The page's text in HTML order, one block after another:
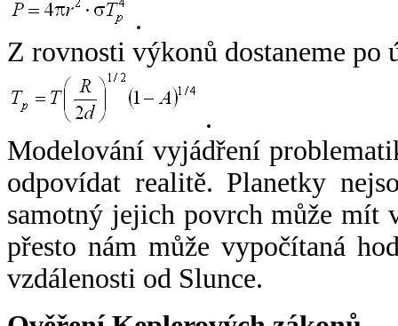
.
Z rovnosti výkonů dostaneme po
.
Modelování vyjádření
odpovídat realitě. Planetky
samotný jejich povrch může mít
přesto nám může vypočítaná
vzdálenosti od Slunce.